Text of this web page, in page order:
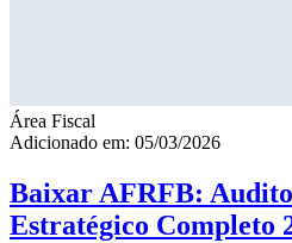
Área Fiscal
Adicionado em: 05/03/2026
Baixar AFRFB:
Estratégico Completo